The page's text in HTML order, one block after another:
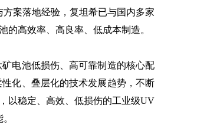
案落地经验，复坦希已与国内多家
高效率、高良率、低成本制造。
电池低损伤、高可靠制造的核心配
化、叠层化的技术发展趋势，不断
以稳定、高效、低损伤的工业级UV